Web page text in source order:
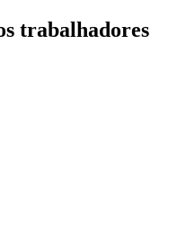
trabalhadores